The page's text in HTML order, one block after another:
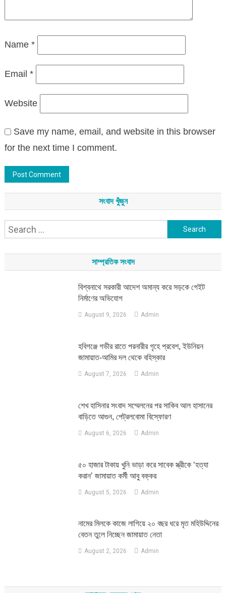
Name *
Email *
Website
Save my name, email, and website in this browser
for the next time I comment.
সংবাদ খুঁজুন
Search
সাম্প্রতিক সংবাদ
বিশ্বনাথে সরকারী আদেশ অমান্য করে সড়কে গেইট
নির্মাণের অভিযোগ
August 9, 2026 Admin
হবিগঞ্জে গভীর রাতে পরনারীর গৃহে প্রবেশ, ইউনিয়ন
জামায়াত-আমির দল থেকে বহিস্কার
August 7, 2026 Admin
শেখ হাসিনার সংবাদ সম্মেলনের পর সাকিব আল হাসানের
বাড়িতে আগুন, পেট্রলবোমা বিস্ফোরণ
August 6, 2026 Admin
৫০ হাজার টাকায় খুনি ভাড়া করে সাবেক স্ত্রীকে ‘হত্যা
করান’ জামায়াত কর্মী আবু বক্কর
August 5, 2026 Admin
নামের মিলকে কাজে লাগিয়ে ২০ বছর ধরে মৃত মহিউদ্দিনের
বেতন তুলে নিচ্ছেন জামায়াত নেতা
August 2, 2026 Admin